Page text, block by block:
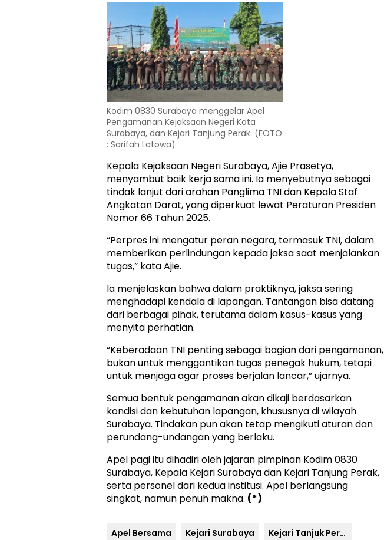
Kodim 0830 Surabaya menggelar Apel
Pengamanan Kejaksaan Negeri Kota
Surabaya, dan Kejari Tanjung Perak. (FOTO
: Sarifah Latowa)
Kepala Kejaksaan Negeri Surabaya, Ajie Prasetya,
menyambut baik kerja sama ini. Ia menyebutnya sebagai
tindak lanjut dari arahan Panglima TNI dan Kepala Staf
Angkatan Darat, yang diperkuat lewat Peraturan Presiden
Nomor 66 Tahun 2025.
“Perpres ini mengatur peran negara, termasuk TNI, dalam
memberikan perlindungan kepada jaksa saat menjalankan
tugas,” kata Ajie.
Ia menjelaskan bahwa dalam praktiknya, jaksa sering
menghadapi kendala di lapangan. Tantangan bisa datang
dari berbagai pihak, terutama dalam kasus-kasus yang
menyita perhatian.
“Keberadaan TNI penting sebagai bagian dari pengamanan,
bukan untuk menggantikan tugas penegak hukum, tetapi
untuk menjaga agar proses berjalan lancar,” ujarnya.
Semua bentuk pengamanan akan dikaji berdasarkan
kondisi dan kebutuhan lapangan, khususnya di wilayah
Surabaya. Tindakan pun akan tetap mengikuti aturan dan
perundang-undangan yang berlaku.
Apel pagi itu dihadiri oleh jajaran pimpinan Kodim 0830
Surabaya, Kepala Kejari Surabaya dan Kejari Tanjung Perak,
serta personel dari kedua institusi. Apel berlangsung
singkat, namun penuh makna. (*)
Apel Bersama Kejari Surabaya Kejari Tanjuk Perak